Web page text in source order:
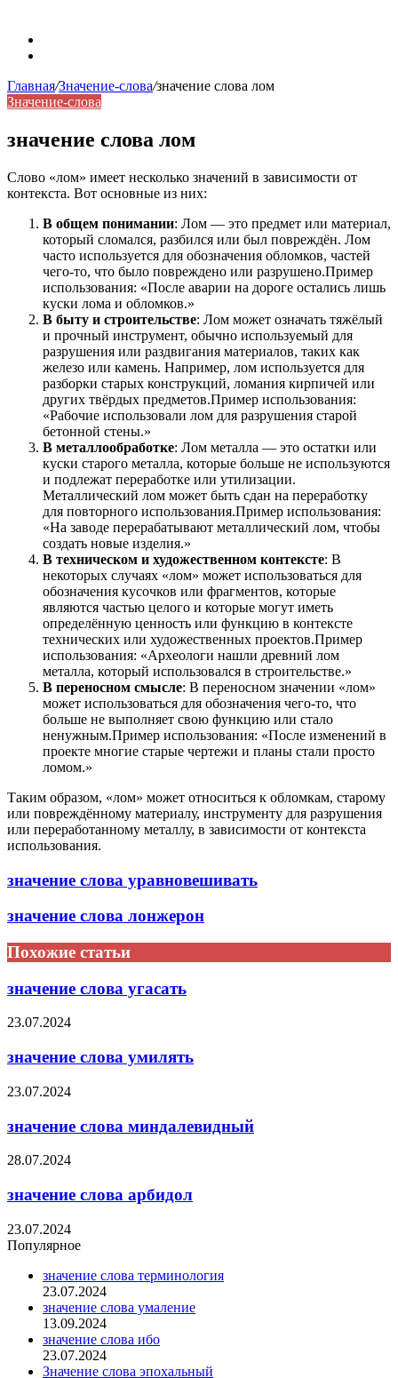
Главная/Значение-слова/значение слова лом
Значение-слова
значение слова лом
Слово «лом» имеет несколько значений в зависимости от
контекста. Вот основные из них:
В общем понимании: Лом — это предмет или материал,
который сломался, разбился или был повреждён. Лом
часто используется для обозначения обломков, частей
чего-то, что было повреждено или разрушено.Пример
использования: «После аварии на дороге остались лишь
куски лома и обломков.»
В быту и строительстве: Лом может означать тяжёлый
и прочный инструмент, обычно используемый для
разрушения или раздвигания материалов, таких как
железо или камень. Например, лом используется для
разборки старых конструкций, ломания кирпичей или
других твёрдых предметов.Пример использования:
«Рабочие использовали лом для разрушения старой
бетонной стены.»
В металлообработке: Лом металла — это остатки или
куски старого металла, которые больше не используются
и подлежат переработке или утилизации.
Металлический лом может быть сдан на переработку
для повторного использования.Пример использования:
«На заводе перерабатывают металлический лом, чтобы
создать новые изделия.»
В техническом и художественном контексте: В
некоторых случаях «лом» может использоваться для
обозначения кусочков или фрагментов, которые
являются частью целого и которые могут иметь
определённую ценность или функцию в контексте
технических или художественных проектов.Пример
использования: «Археологи нашли древний лом
металла, который использовался в строительстве.»
В переносном смысле: В переносном значении «лом»
может использоваться для обозначения чего-то, что
больше не выполняет свою функцию или стало
ненужным.Пример использования: «После изменений в
проекте многие старые чертежи и планы стали просто
ломом.»
Таким образом, «лом» может относиться к обломкам, старому
или повреждённому материалу, инструменту для разрушения
или переработанному металлу, в зависимости от контекста
использования.
значение слова уравновешивать
значение слова лонжерон
Похожие статьи
значение слова угасать
23.07.2024
значение слова умилять
23.07.2024
значение слова миндалевидный
28.07.2024
значение слова арбидол
23.07.2024
Популярное
значение слова терминология
23.07.2024
значение слова умаление
13.09.2024
значение слова ибо
23.07.2024
Значение слова эпохальный